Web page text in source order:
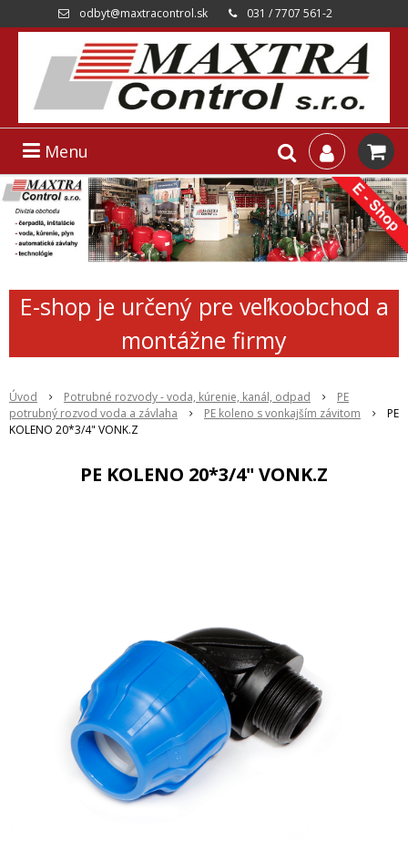
odbyt@maxtracontrol.sk 031 / 7707 561-2
Menu
E-shop je určený pre veľkoobchod a
montážne firmy
Úvod Potrubné rozvody - voda, kúrenie, kanál, odpad
PE
potrubný rozvod voda a závlaha
PE koleno s vonkajším závitom
PE
KOLENO 20*3/4" VONK.Z
PE KOLENO 20*3/4" VONK.Z